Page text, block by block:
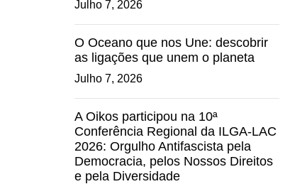
Julho 7, 2026
O Oceano que nos Une: descobrir
as ligações que unem o planeta
Julho 7, 2026
A Oikos participou na 10ª
Conferência Regional da ILGA-LAC
2026: Orgulho Antifascista pela
Democracia, pelos Nossos Direitos
e pela Diversidade